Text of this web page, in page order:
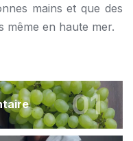
mains et que des
même en haute mer.
01